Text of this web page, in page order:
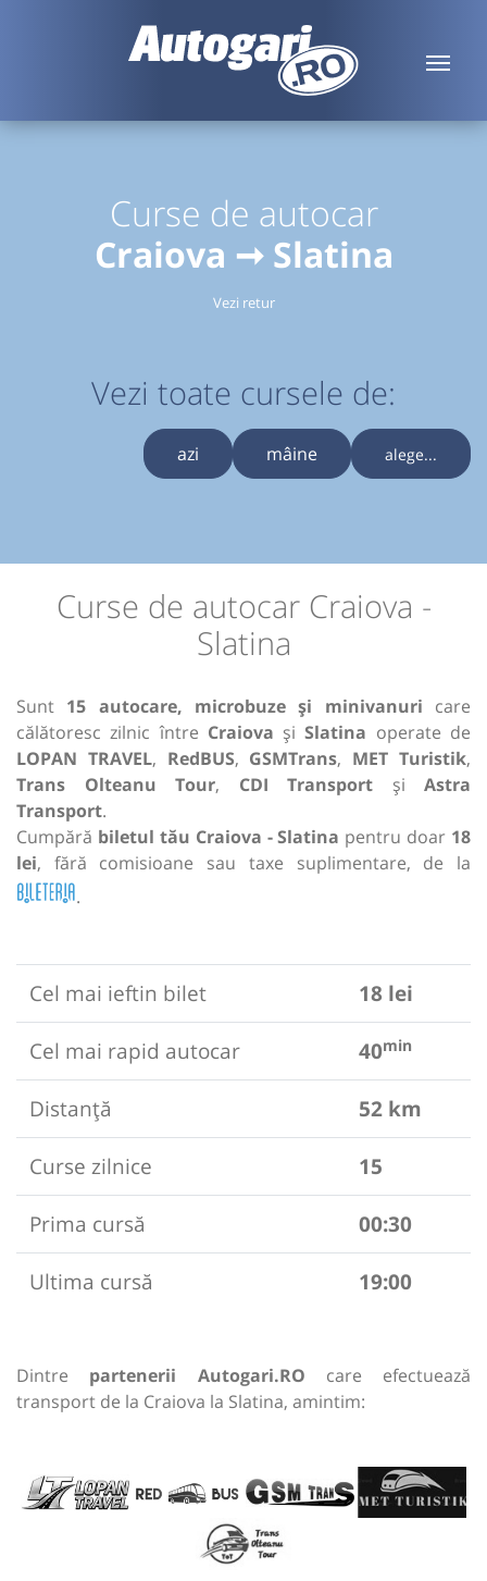
Curse de autocar
Craiova ➞ Slatina
Vezi retur
Vezi toate cursele de:
azi mâine alege...
Curse de autocar Craiova -
Slatina
Sunt 15 autocare, microbuze și minivanuri care
călătoresc zilnic între Craiova șiSlatina operate de
LOPAN TRAVEL, RedBUS, GSMTrans, MET Turistik,
Trans Olteanu Tour, CDI Transport și Astra
Transport.
Cumpără biletul tău Craiova - Slatina pentru doar 18
lei, fără comisioane sau taxe suplimentare, de la
.
Cel mai ieftin bilet
18 lei
Cel mai rapid autocar
40min
Distanță
52 km
Curse zilnice
15
Prima cursă
00:30
Ultima cursă
19:00
Dintre partenerii Autogari.RO care efectuează
transport de la Craiova la Slatina, amintim: